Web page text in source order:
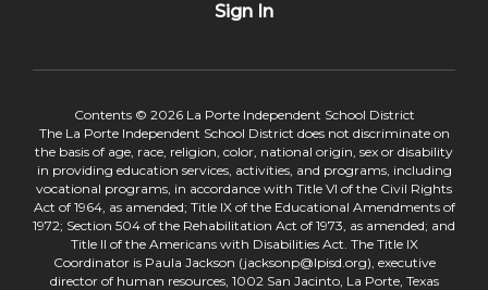
Sign In
Contents © 2026 La Porte Independent School District
The La Porte Independent School District does not discriminate on
the basis of age, race, religion, color, national origin, sex or disability
in providing education services, activities, and programs, including
vocational programs, in accordance with Title VI of the Civil Rights
Act of 1964, as amended; Title IX of the Educational Amendments of
1972; Section 504 of the Rehabilitation Act of 1973, as amended; and
Title II of the Americans with Disabilities Act. The Title IX
Coordinator is Paula Jackson (jacksonp@lpisd.org), executive
director of human resources, 1002 San Jacinto, La Porte, Texas